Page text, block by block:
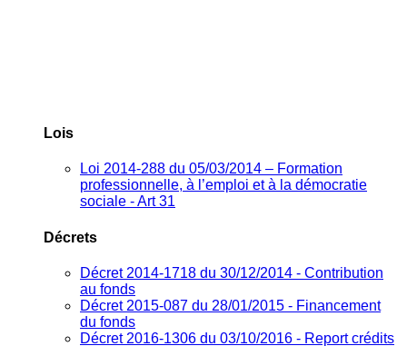
Lois
Loi 2014-288 du 05/03/2014 – Formation
professionnelle, à l’emploi et à la démocratie
sociale - Art 31
Décrets
Décret 2014-1718 du 30/12/2014 - Contribution
au fonds
Décret 2015-087 du 28/01/2015 - Financement
du fonds
Décret 2016-1306 du 03/10/2016 - Report crédits